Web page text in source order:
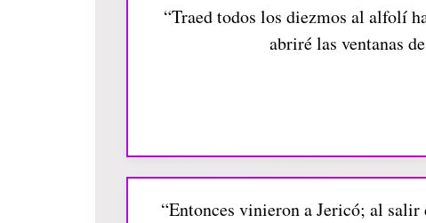
“Traed todos los diezmos al alfolí
abriré las ventanas
“Entonces vinieron a Jericó; al